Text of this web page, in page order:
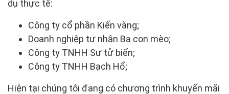
dụ thực tế:
Công ty cổ phần Kiến vàng;
Doanh nghiệp tư nhân Ba con mèo;
Công ty TNHH Sư tử biển;
Công ty TNHH Bạch Hổ;
Hiện tại chúng tôi đang có chương trình khuyến mãi